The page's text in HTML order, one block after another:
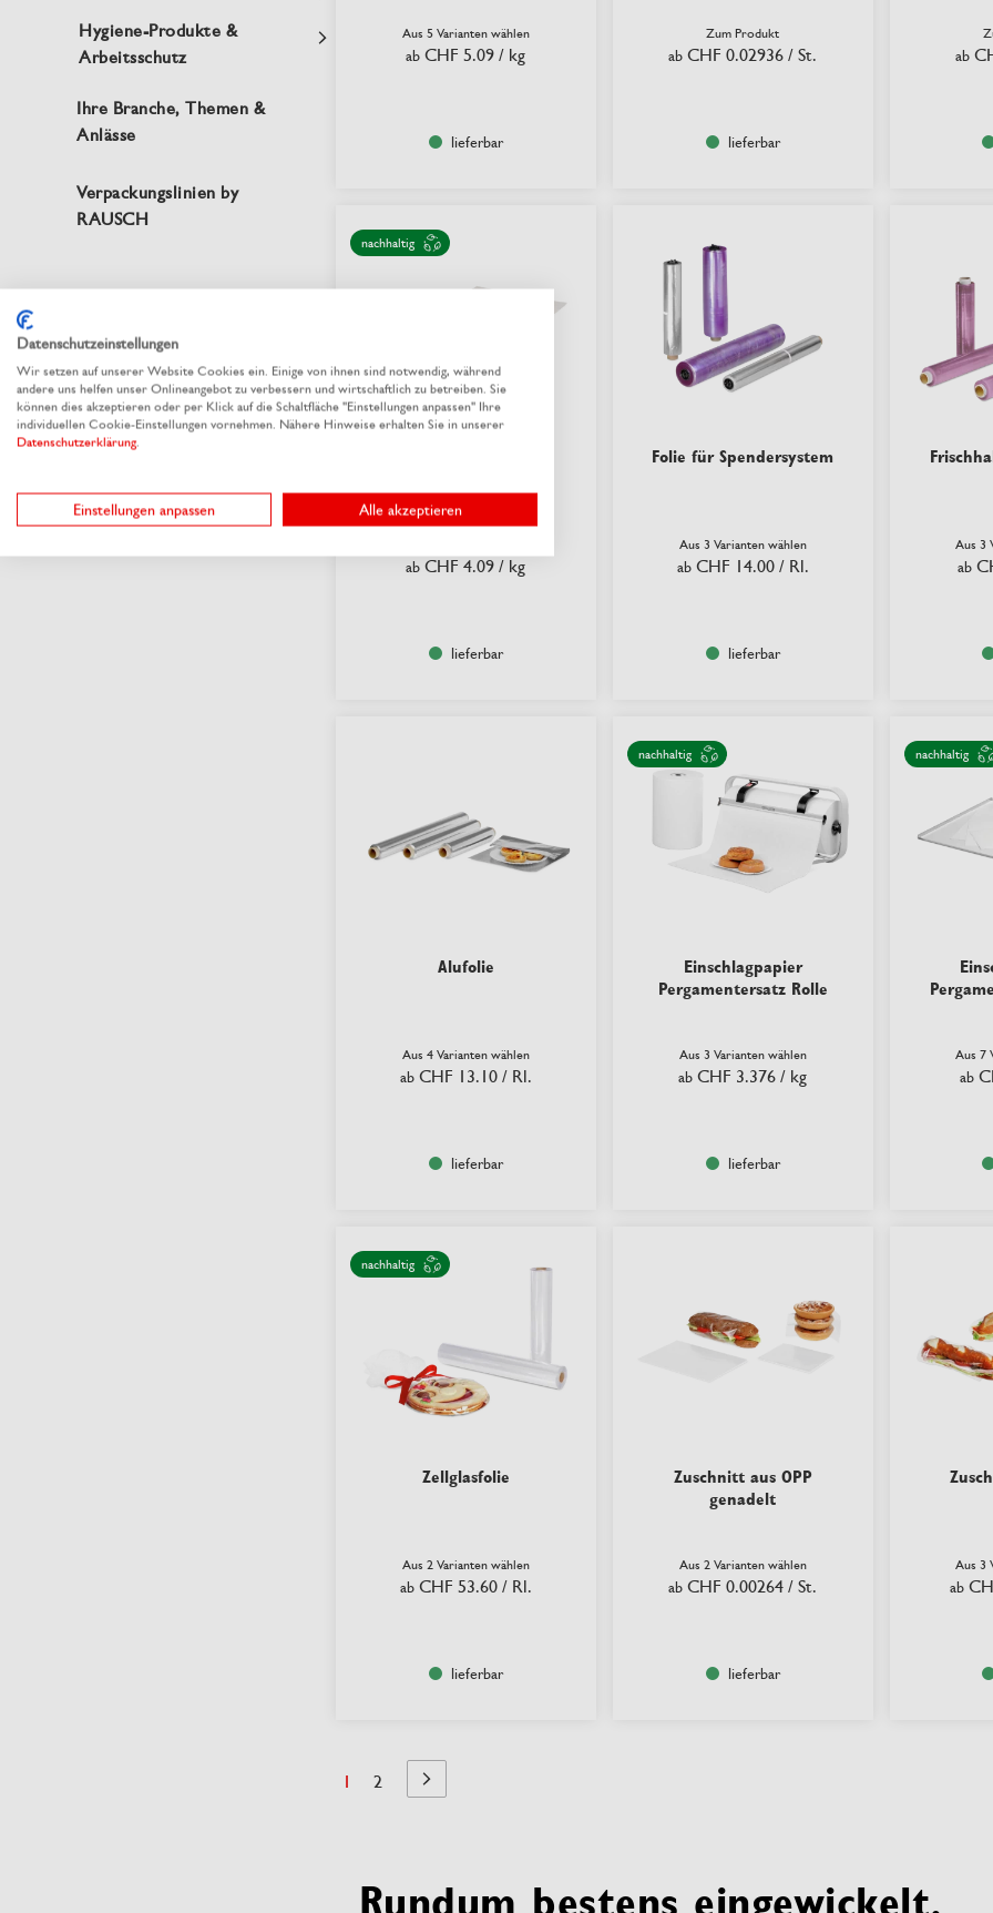
Hygiene-Produkte &
Arbeitsschutz
Ihre Branche, Themen &
Anlässe
Verpackungslinien by
RAUSCH
Aus 5 Varianten wählen
ab CHF 5.09 / kg
lieferbar
Zum Produkt
ab CHF 0.02936 / St.
lieferbar
ab
nachhaltig
ab CHF 4.09 / kg
lieferbar
Folie für Spendersystem
Aus 3 Varianten wählen
ab CHF 14.00 / Rl.
lieferbar
Aus 3
ab
Alufolie
Aus 4 Varianten wählen
ab CHF 13.10 / Rl.
lieferbar
nachhaltig
Einschlagpapier
Pergamentersatz Rolle
Aus 3 Varianten wählen
ab CHF 3.376 / kg
lieferbar
nachhaltig
Aus 7
ab
nachhaltig
Zellglasfolie
Aus 2 Varianten wählen
ab CHF 53.60 / Rl.
lieferbar
Zuschnitt aus OPP
genadelt
Aus 2 Varianten wählen
ab CHF 0.00264 / St.
lieferbar
Aus 3
ab
Sie lesen Seite
1 Seite
2
Seite
Nächste
Rundum bestens eingewickelt.
Datenschutzeinstellungen
Wir setzen auf unserer Website Cookies ein. Einige von ihnen sind notwendig, während
andere uns helfen unser Onlineangebot zu verbessern und wirtschaftlich zu betreiben. Sie
können dies akzeptieren oder per Klick auf die Schaltfläche "Einstellungen anpassen" Ihre
individuellen Cookie-Einstellungen vornehmen. Nähere Hinweise erhalten Sie in unserer
Datenschutzerklärung.
Einstellungen anpassen Alle akzeptieren